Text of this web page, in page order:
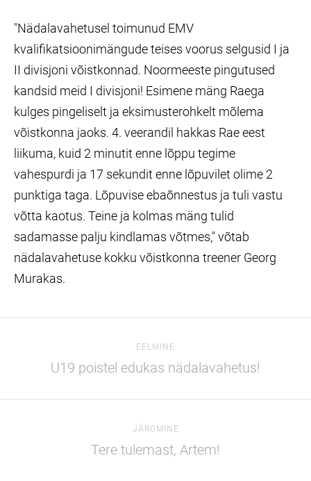
"Nädalavahetusel toimunud EMV
kvalifikatsioonimängude teises voorus selgusid I ja
II divisjoni võistkonnad. Noormeeste pingutused
kandsid meid I divisjoni! Esimene mäng Raega
kulges pingeliselt ja eksimusterohkelt mõlema
võistkonna jaoks. 4. veerandil hakkas Rae eest
liikuma, kuid 2 minutit enne lõppu tegime
vahespurdi ja 17 sekundit enne lõpuvilet olime 2
punktiga taga. Lõpuvise ebaõnnestus ja tuli vastu
võtta kaotus. Teine ja kolmas mäng tulid
sadamasse palju kindlamas võtmes," võtab
nädalavahetuse kokku võistkonna treener Georg
Murakas.
EELMINE
U19 poistel edukas nädalavahetus!
JÄRGMINE
Tere tulemast, Artem!